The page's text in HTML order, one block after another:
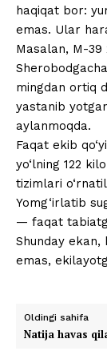
haqiqat bor:
emas. Ular
Masalan, M-39
mingdan ortiq
yastanib
aylanmoqda.
Faqat ekib
yo‘lning 122
tizimlari
Yomg‘irlatib
— faqat
Shunday
emas,
Oldingi sahifa
Natija havas